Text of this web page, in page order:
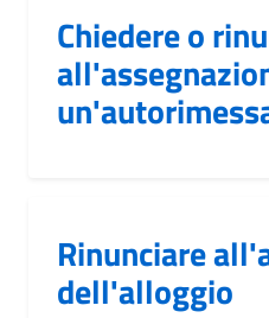
Chiedere o
Rinunciare
dell'alloggio